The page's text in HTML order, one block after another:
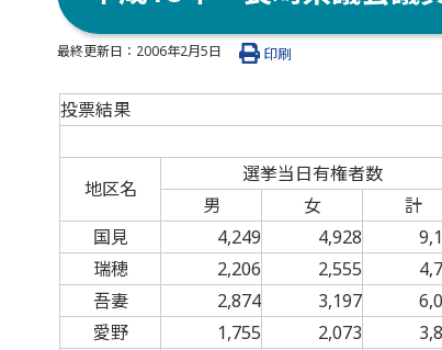
最終更新日： 2006年2月5日 印刷
投票結果
地区名
選挙当日有権者数
男
女 計
国見
4,249 4,928
瑞穂
2,206 2,555
吾妻
2,874 3,197
愛野
1,755 2,073